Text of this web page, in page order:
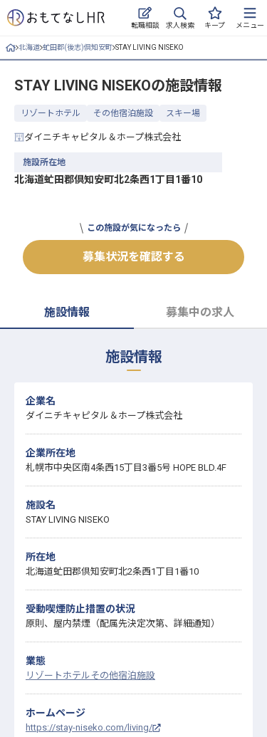
転職相談 求人検索 キープ メニュー
ログイン
求人・施設を探す
キープした求人
おもてなしHRについて
よくある質問
北海道 虻田郡(後志)倶知安町 STAY LIVING NISEKO
STAY LIVING NISEKOの施設情報
リゾートホテル その他宿泊施設 スキー場
ダイニチキャピタル＆ホープ株式会社
施設所在地
北海道虻田郡倶知安町北2条西1丁目1番10
この施設が気になったら
募集状況を確認する
施設情報 募集中の求人
施設情報
企業名
ダイニチキャピタル＆ホープ株式会社
企業所在地
札幌市中央区南4条西15丁目3番5号 HOPE BLD.4F
施設名
STAY LIVING NISEKO
所在地
北海道虻田郡倶知安町北2条西1丁目1番10
受動喫煙防止措置の状況
原則、屋内禁煙（配属先決定次第、詳細通知）
業態
リゾートホテルその他宿泊施設
ホームページ
https://stay-niseko.com/living/